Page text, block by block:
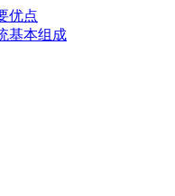
优点
基本组成